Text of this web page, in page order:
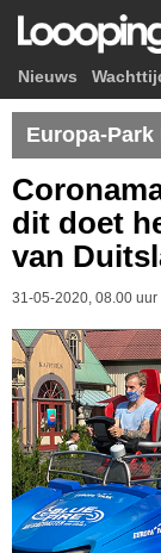
Nieuws
Europa-Park
dit doet
van
31-05-2020, 08.00 uur